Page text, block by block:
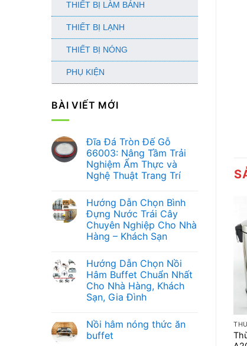
THIẾT BỊ LÀM BÁNH
THIẾT BỊ LẠNH
THIẾT BỊ NÓNG
PHỤ KIỆN
BÀI VIẾT MỚI
Đĩa Đá Tròn Đế Gỗ
66003: Nâng Tầm Trải
Nghiệm Ẩm Thực và
Nghệ Thuật Trang Trí
bình
luận
ở
Đĩa
Đá
Tròn
66003:
Nâng
Tầm
Trải
Nghiệm
Ẩm
Nghệ
Thuật
Trang
Hướng Dẫn Chọn Bình
Đựng Nước Trái Cây
Chuyên Nghiệp Cho Nhà
Hàng – Khách Sạn
bình
luận
ở
Hướng
Dẫn
Chọn
Nước
Trái
Cây
Hướng Dẫn Chọn Nồi
Hâm Buffet Chuẩn Nhất
Cho Nhà Hàng, Khách
Sạn, Gia Đình
bình
luận
ở
Nồi hâm nóng thức ăn
buffet